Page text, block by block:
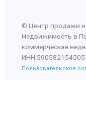
© Центр продажи
Недвижимость в
коммерческая
ИНН
Пользовательское